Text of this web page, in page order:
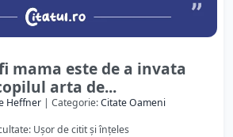
mama este de a invata
arta de...
Heffner| Categorie:Citate Oameni
Ușor de citit și înțeles